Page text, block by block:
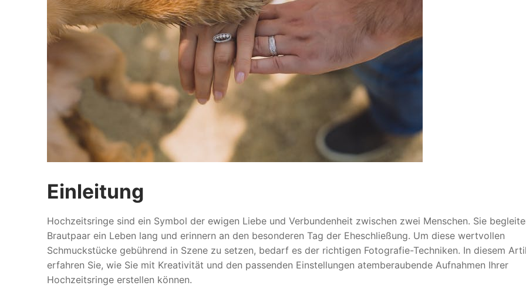
Einleitung
Hochzeitsringe sind ein Symbol der ewigen Liebe und Verbundenheit zwischen zwei Menschen. Sie
Brautpaar ein Leben lang und erinnern an den besonderen Tag der Eheschließung. Um diese wertvollen
Schmuckstücke gebührend in Szene zu setzen, bedarf es der richtigen Fotografie-Techniken. In diesem
erfahren Sie, wie Sie mit Kreativität und den passenden Einstellungen atemberaubende Aufnahmen Ihrer
Hochzeitsringe erstellen können.